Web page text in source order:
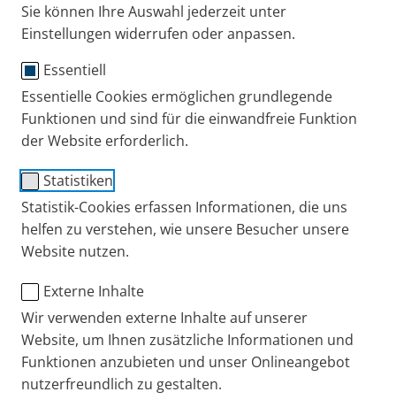
Sie können Ihre Auswahl jederzeit unter
Einstellungen widerrufen oder anpassen.
Essentiell
Essentielle Cookies ermöglichen grundlegende
Funktionen und sind für die einwandfreie Funktion
der Website erforderlich.
Statistiken
Statistik-Cookies erfassen Informationen, die uns
helfen zu verstehen, wie unsere Besucher unsere
Website nutzen.
Externe Inhalte
Wir verwenden externe Inhalte auf unserer
Website, um Ihnen zusätzliche Informationen und
Funktionen anzubieten und unser Onlineangebot
nutzerfreundlich zu gestalten.
Kategorien
Asthma COPD
So bleibt der Spacer für die Inhalation
hygienisch: Reinigung und Pflege
Hygiene und Reinigung spielen bei der regelmäßigen
Ihnen, wie Sie diesen richtig pflegen und so
unerwünschte Keime oder Verunreinigungen möglichst
vermeiden.
Publiziert
Donnerstag, 13. Juni 2024
Kategorien
Asthma COPD Tipps + Übungen
Spacer bei Asthma- & COPD-Sprays:
Inhalierhilfe richtig nutzen & von Vorteilen
profitieren